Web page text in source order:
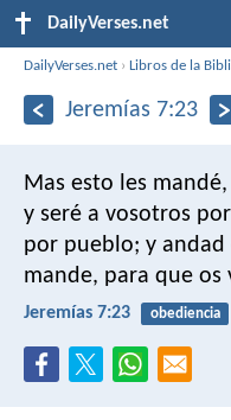
DailyVerses.net
DailyVerses.net ›Libros de la
Jeremías 7:23
Mas esto les
y seré a vosotros
por pueblo; y
mande, para que os
Jeremías 7:23 obediencia